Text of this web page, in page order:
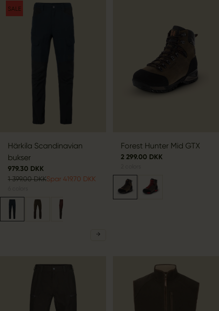
SALE
Härkila Scandinavian
bukser
979.30 DKK
1 399.00 DKKSpar 419.70 DKK
Forest Hunter Mid GTX
2 299.00 DKK